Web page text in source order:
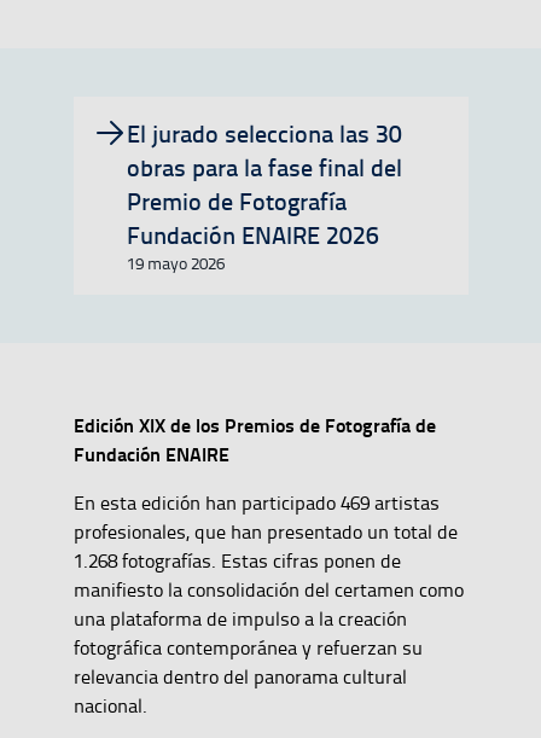
El jurado selecciona las 30
obras para la fase final del
Premio de Fotografía
Fundación ENAIRE 2026
19 mayo 2026
Edición XIX de los Premios de Fotografía de
Fundación ENAIRE
En esta edición han participado 469 artistas
profesionales, que han presentado un total de
1.268 fotografías. Estas cifras ponen de
manifiesto la consolidación del certamen como
una plataforma de impulso a la creación
fotográfica contemporánea y refuerzan su
relevancia dentro del panorama cultural
nacional.